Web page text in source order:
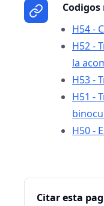
H54 -
H52 -
la
H53 -
H51 -
H50 -
Citar esta